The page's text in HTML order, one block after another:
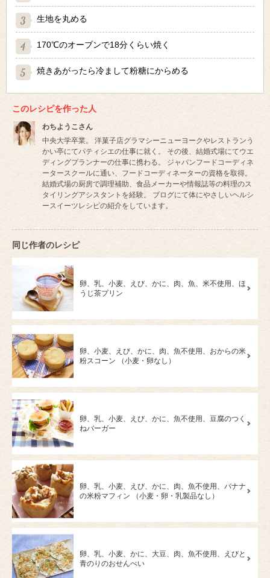
生地を丸める
170℃のオーブンで18分くらい焼く
焼きあがったら冷まして粉糖にからめる
このレシピを作った人
わちようこさん
中央大学卒業。 洋菓子店グラマシーニューヨークやレストランう
かい亭にてパティシエの仕事に就く。 その後、結婚式場にてウエ
ディングプランナーの仕事に携わる。 ジャパンフードコーディネ
ータースクールに通い、フードコーディネーターの資格を取得。
結婚式場の厨房で調理補助、食品メーカーや情報誌等の料理のス
タイリングアシスタントを経験。 ブログにて体にやさしいヘルシ
ースイーツレシピの紹介をしています。
同じ作者のレシピ
卵、乳、小麦、えび、かに、肉、魚、米不使用、ほ
うじ茶プリン
卵、小麦、えび、かに、肉、魚不使用、おからの米
粉スコーン （小麦・卵なし）
卵、乳、小麦、えび、かに、魚不使用、豆腐のつく
ねバーガー
卵、乳、小麦、えび、かに、肉、魚不使用、バナナ
の米粉マフィン （小麦・卵・乳製品なし）
卵、乳、小麦、かに、大豆、肉、魚不使用、えびと
青のりのおせんべい